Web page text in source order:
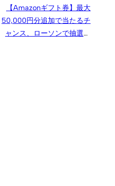
【Amazonギフト券】最大
50,000円分追加で当たるチ
ャンス、ローソンで抽選キ